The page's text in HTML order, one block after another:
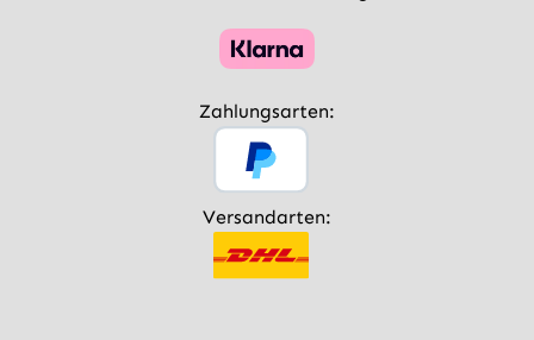
Zahlungsarten:
Versandarten: